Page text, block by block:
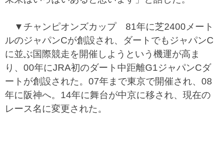
▼チャンピオンズカップ 81年に芝2400メート
ルのジャパンCが創設され、ダートでもジャパンC
に並ぶ国際競走を開催しようという機運が高ま
り、00年にJRA初のダート中距離G1ジャパンCダ
ートが創設された。07年まで東京で開催され、08
年に阪神へ。14年に舞台が中京に移され、現在の
レース名に変更された。